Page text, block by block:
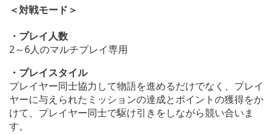
＜対戦モード＞
・プレイ人数
2～6人のマルチプレイ専用
・プレイスタイル
プレイヤー同士協力して物語を進めるだけでなく、プレイ
ヤーに与えられたミッションの達成とポイントの獲得をか
けて、プレイヤー同士で駆け引きをしながら競い合いま
す。